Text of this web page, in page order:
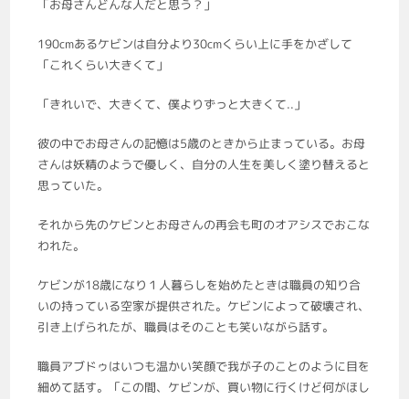
「お母さんどんな人だと思う？」
190cmあるケビンは自分より30cmくらい上に手をかざして
「これくらい大きくて」
「きれいで、大きくて、僕よりずっと大きくて..」
彼の中でお母さんの記憶は5歳のときから止まっている。お母
さんは妖精のようで優しく、自分の人生を美しく塗り替えると
思っていた。
それから先のケビンとお母さんの再会も町のオアシスでおこな
われた。
ケビンが18歳になり１人暮らしを始めたときは職員の知り合
いの持っている空家が提供された。ケビンによって破壊され、
引き上げられたが、職員はそのことも笑いながら話す。
職員アブドゥはいつも温かい笑顔で我が子のことのように目を
細めて話す。「この間、ケビンが、買い物に行くけど何がほし